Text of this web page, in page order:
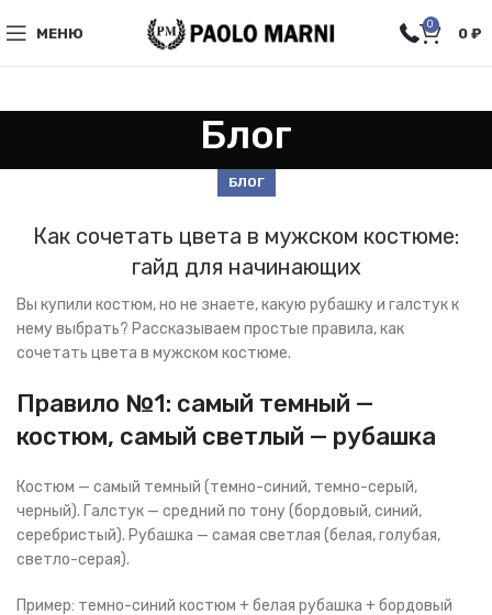
МЕНЮ
0
0 ₽
Блог
БЛОГ
Как сочетать цвета в мужском костюме:
гайд для начинающих
Вы купили костюм, но не знаете, какую рубашку и галстук к
нему выбрать? Рассказываем простые правила, как
сочетать цвета в мужском костюме.
Правило №1: самый темный —
костюм, самый светлый — рубашка
Костюм — самый темный (темно-синий, темно-серый,
черный). Галстук — средний по тону (бордовый, синий,
серебристый). Рубашка — самая светлая (белая, голубая,
светло-серая).
Пример: темно-синий костюм + белая рубашка + бордовый